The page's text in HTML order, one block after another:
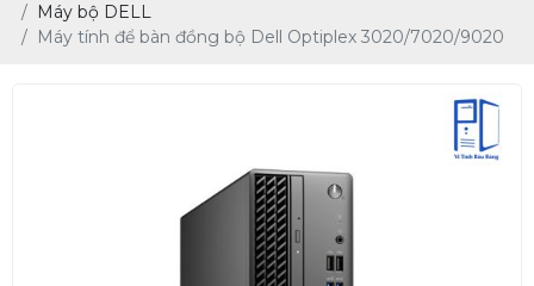
Máy bộ DELL
Máy tính để bàn đồng bộ Dell Optiplex 3020/7020/9020